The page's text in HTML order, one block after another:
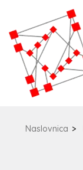
Naslovnica >